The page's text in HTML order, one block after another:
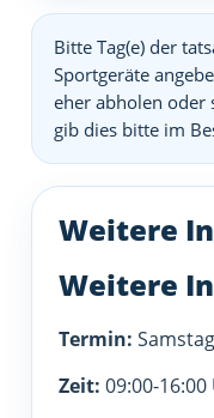
Bitte Tag(e) der
Sportgeräte
eher abholen oder
gib dies bitte im
Termin:
Zeit: 09:00-